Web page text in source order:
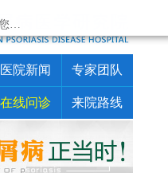
医院新闻 专家团队
在线问诊 来院路线
您…